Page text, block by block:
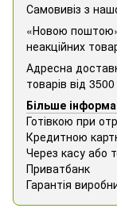
Самовивіз з
«Новою
неакційних
Адресна
товарів від
Більше
Готівкою при
Кредитною
Через касу або
Приватбанк
Гарантія